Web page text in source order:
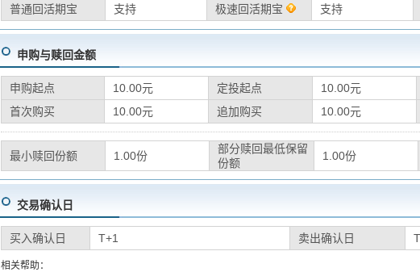
普通回活期宝
支持 极速回活期宝 支持
申购与赎回金额
申购起点 10.00元 定投起点 10.00元
首次购买
10.00元 追加购买 10.00元
最小赎回份额 1.00份
部分赎回最低保留
份额
1.00份
交易确认日
买入确认日 T+1 卖出确认日
相关帮助：